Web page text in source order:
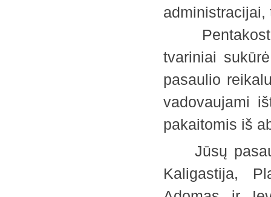
administracijai,
Pentakosto
tvariniai
pasaulio
vadovaujami
pakaitomis iš
Jūsų pasaulį
Kaligastija,